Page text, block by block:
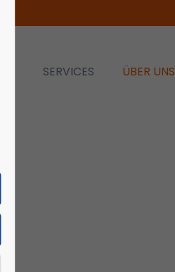
SERVICES ÜBER UNS